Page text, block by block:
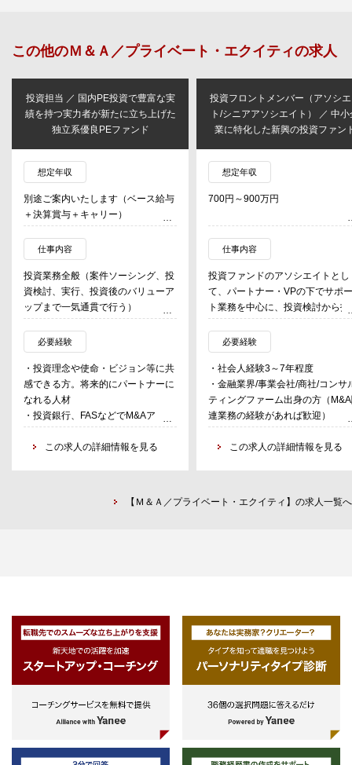
この他のＭ＆Ａ／プライベート・エクイティの求人
投資担当 ／ 国内PE投資で豊富な実
績を持つ実力者が新たに立ち上げた
独立系優良PEファンド
想定年収
別途ご案内いたします（ベース給与
＋決算賞与＋キャリー）
仕事内容
投資業務全般（案件ソーシング、投
資検討、実行、投資後のバリューア
ップまで一気通貫で行う）
必要経験
・投資理念や使命・ビジョン等に共
感できる方。将来的にパートナーに
なれる人材
・投資銀行、FASなどでM&Aアドバ
イザリー経験のある方や、PE経験
者、またコンサルの方でもPEへの
・中堅・中小企業の経営者等としっ
この求人の詳細情報を見る
投資フロントメンバー（アソシ
ト/シニアアソシエイト） ／ 中小
業に特化した新興の投資ファン
想定年収
700円～900万円
仕事内容
投資ファンドのアソシエイトとし
て、パートナー・VPの下でサポー
ト業務を中心に、投資検討から投
事項・PMI（投資先への成長支
援）、及び最終的な投資先売却ま
の投資業務全般をする。
・投資候補先の企業価値評価
・投資候補先の買収時監査の一部
（弁護士・会計士・ビジネスコン
・投資先に対するハンズオンによ
担当
必要経験
・社会人経験3～7年程度
・金融業界/事業会社/商社/コンサ
ティングファーム出身の方（
連業務の経験があれば歓迎）
・Excel、PowerPointなどオフィ
ソフトの基本的な操作ができる方
この求人の詳細情報を見る
【Ｍ＆Ａ／プライベート・エクイティ】の求人一覧へ